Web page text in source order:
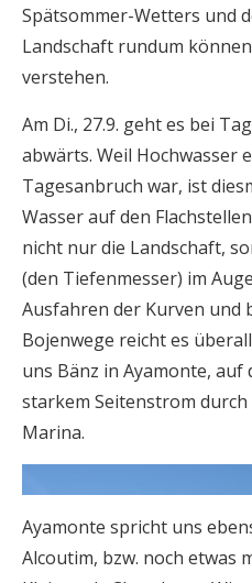
Spätsommer-Wetters und
Landschaft rundum
verstehen.
Am Di., 27.9. geht es bei
abwärts. Weil Hochwasser
Tagesanbruch war, ist
Wasser auf den
nicht nur die Landschaft,
(den Tiefenmesser) im
Ausfahren der Kurven und
Bojenwege reicht es
uns Bänz in Ayamonte, auf
starkem Seitenstrom
Marina.
Ayamonte spricht uns
Alcoutim, bzw. noch etwas